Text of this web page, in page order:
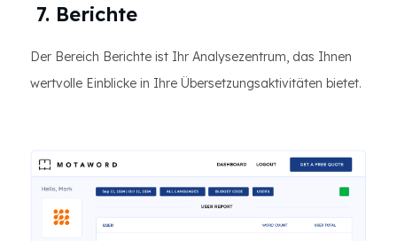
7. Berichte
Der Bereich Berichte ist Ihr Analysezentrum, das Ihnen
wertvolle Einblicke in Ihre Übersetzungsaktivitäten bietet.